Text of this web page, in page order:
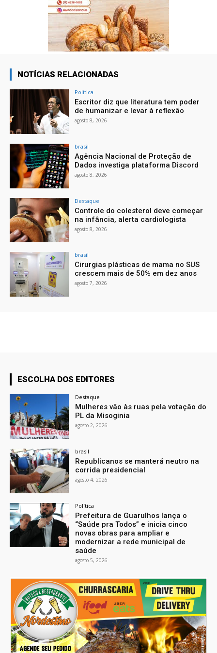
NOTÍCIAS RELACIONADAS
Política
Escritor diz que literatura tem poder
de humanizar e levar à reflexão
agosto 8, 2026
brasil
Agência Nacional de Proteção de
Dados investiga plataforma Discord
agosto 8, 2026
Destaque
Controle do colesterol deve começar
na infância, alerta cardiologista
agosto 8, 2026
brasil
Cirurgias plásticas de mama no SUS
crescem mais de 50% em dez anos
agosto 7, 2026
ESCOLHA DOS EDITORES
Destaque
Mulheres vão às ruas pela votação do
PL da Misoginia
agosto 2, 2026
brasil
Republicanos se manterá neutro na
corrida presidencial
agosto 4, 2026
Política
Prefeitura de Guarulhos lança o
“Saúde pra Todos” e inicia cinco
novas obras para ampliar e
modernizar a rede municipal de
saúde
agosto 5, 2026